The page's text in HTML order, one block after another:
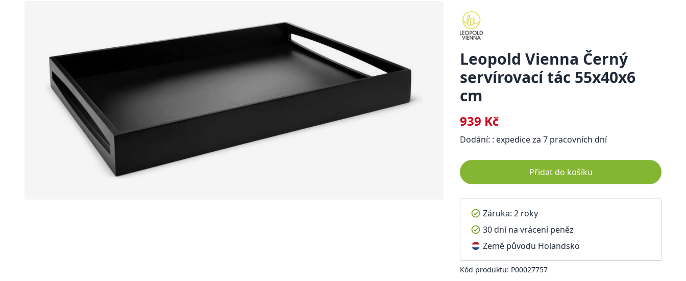
Leopold Vienna Černý
servírovací tác 55x40x6
cm
939 Kč
Dodání: : expedice za 7 pracovních dní
Přidat do košíku
Záruka: 2 roky
30 dní na vrácení peněz
Země původu Holandsko
Kód produktu: P00027757